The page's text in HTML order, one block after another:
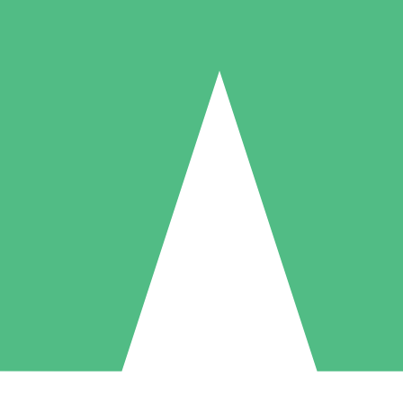
Individuelle Credit-Pakete
nach Bedarf mit Download-Credits. Keine monatliche Verpflichtung